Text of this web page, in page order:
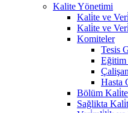
Kalite Yönetimi
Kali̇te ve
Kali̇te ve
Komiteler
Tesis
Eğitim
Hasta
Bölüm
Sağlikta